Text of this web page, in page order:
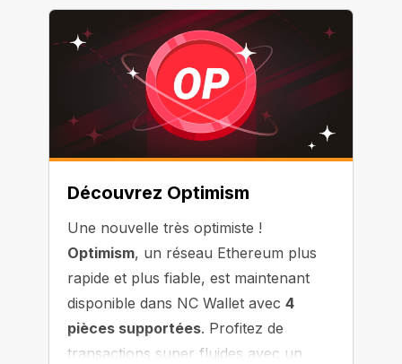
Découvrez Optimism
Une nouvelle très optimiste !
Optimism, un réseau Ethereum plus
rapide et plus fiable, est maintenant
disponible dans NC Wallet avec 4
pièces supportées. Profitez de
transactions super fluides avec un